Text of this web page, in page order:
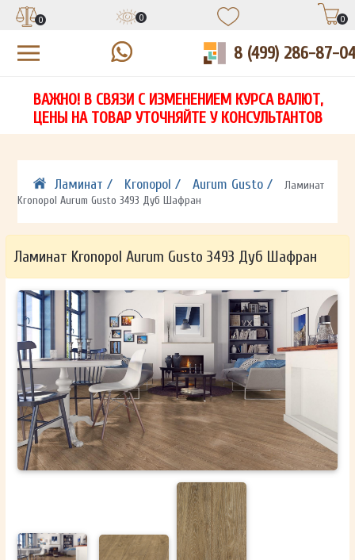
НА
СВЯЖЕТСЯ С ВАМИ В ТЕЧЕНИЕ 15 МИНУТ
ОТПРАВИТЬ
Ваши данные не будут переданы третьим лицам
ЗАПОЛНИТЕ ФОРМУ И НАШ МЕНЕДЖЕР
СВЯЖЕТСЯ С ВАМИ В ТЕЧЕНИЕ 15 МИНУТ
ОТПРАВИТЬ
Ваши данные не будут переданы третьим лицам
ЗАПОЛНИТЕ ФОРМУ И НАШ МЕНЕДЖЕР
СВЯЖЕТСЯ С ВАМИ В ТЕЧЕНИЕ 15 МИНУТ
ОТПРАВИТЬ
Ваши данные не будут переданы третьим лицам
0 0 0
8 (499) 286-87-04
ВАЖНО! В СВЯЗИ С ИЗМЕНЕНИЕМ КУРСА ВАЛЮТ,
ЦЕНЫ НА ТОВАР УТОЧНЯЙТЕ У КОНСУЛЬТАНТОВ
Ламинат / Kronopol / Aurum Gusto /
Ламинат
Kronopol Aurum Gusto 3493 Дуб Шафран
Ламинат Kronopol Aurum Gusto 3493 Дуб Шафран